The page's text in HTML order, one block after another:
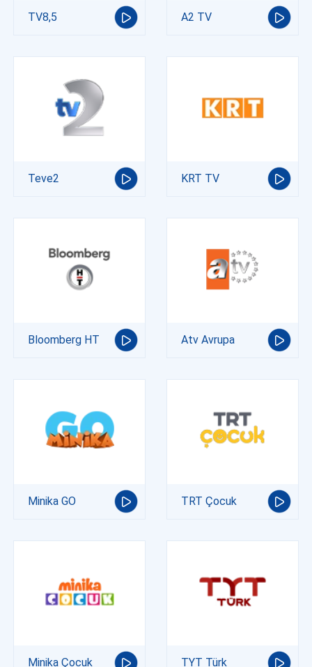
TV8,5 A2 TV
Teve2 KRT TV
Bloomberg HT Atv Avrupa
Minika GO TRT Çocuk
Minika Çocuk TYT Türk